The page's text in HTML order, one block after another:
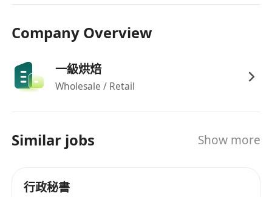
處理銷售支援團隊及行銷團隊的行政事務，包括
員工入職及離職安排、付款跟進、內部帳戶申
請、設備安排及文具訂購等。
按需要靈活處理其他臨時工作。
Company Overview
一級烘焙
Wholesale / Retail
Similar jobs Show more
行政秘書